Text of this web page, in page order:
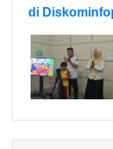
di